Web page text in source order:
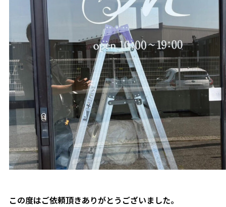
この度はご依頼頂きありがとうございました。